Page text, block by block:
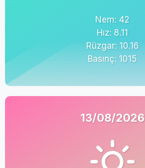
Nem: 42
Hız: 8.11
Rüzgar: 10.16
Basınç: 1015
13/08/2026